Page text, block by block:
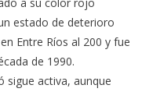
a su color rojo
estado de deterioro
Entre Ríos al 200 y fue
de 1990.
sigue activa, aunque